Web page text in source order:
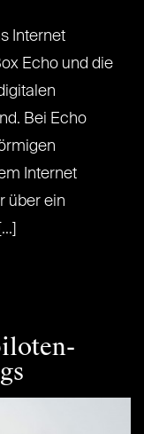
Internet
Echo und die
Bei Echo
Internet
über ein